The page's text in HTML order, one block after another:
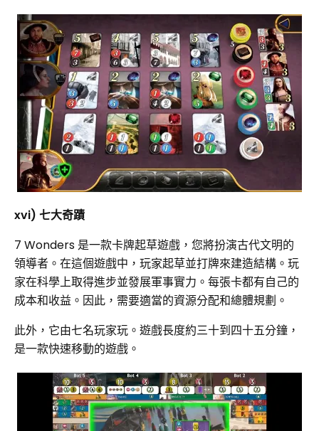
xvi) 七大奇蹟
7 Wonders 是一款卡牌起草遊戲，您將扮演古代文明的
領導者。在這個遊戲中，玩家起草並打牌來建造結構。玩
家在科學上取得進步並發展軍事實力。每張卡都有自己的
成本和收益。因此，需要適當的資源分配和總體規劃。
此外，它由七名玩家玩。遊戲長度約三十到四十五分鐘，
是一款快速移動的遊戲。